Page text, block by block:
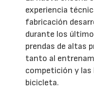
experiencia
fabricación
durante los
prendas de altas
tanto al
competición y las
bicicleta.